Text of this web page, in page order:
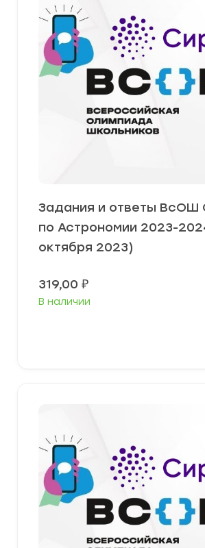
Задания и ответы ВсОШ
по Астрономии 2023-
октября 2023)
319,00 ₽
В наличии